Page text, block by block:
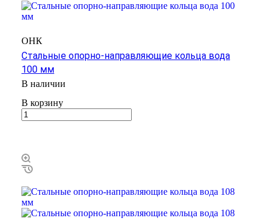
ОНК
Стальные опорно-направляющие кольца вода
100 мм
В наличии
В корзину